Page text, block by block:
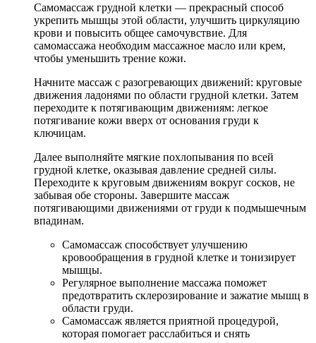
Самомассаж грудной клетки — прекрасный способ
укрепить мышцы этой области, улучшить циркуляцию
крови и повысить общее самочувствие. Для
самомассажа необходим массажное масло или крем,
чтобы уменьшить трение кожи.
Начните массаж с разогревающих движений: круговые
движения ладонями по области грудной клетки. Затем
переходите к потягивающим движениям: легкое
потягивание кожи вверх от основания груди к
ключицам.
Далее выполняйте мягкие похлопывания по всей
грудной клетке, оказывая давление средней силы.
Переходите к круговым движениям вокруг сосков, не
забывая обе стороны. Завершите массаж
потягивающими движениями от груди к подмышечным
впадинам.
Самомассаж способствует улучшению
кровообращения в грудной клетке и тонизирует
мышцы.
Регулярное выполнение массажа поможет
предотвратить склерозирование и зажатие мышц в
области груди.
Самомассаж является приятной процедурой,
которая помогает расслабиться и снять